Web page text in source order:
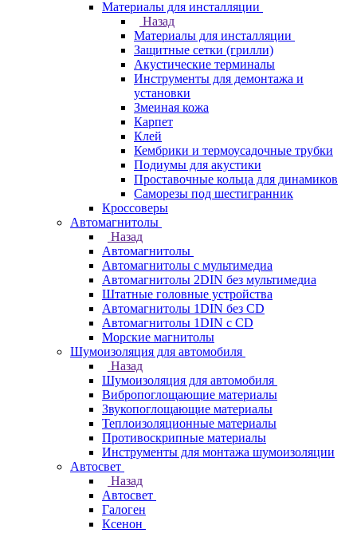
Материалы для инсталляции
Назад
Материалы для инсталляции
Защитные сетки (грилли)
Акустические терминалы
Инструменты для демонтажа и
установки
Змеиная кожа
Карпет
Клей
Кембрики и термоусадочные трубки
Подиумы для акустики
Проставочные кольца для динамиков
Саморезы под шестигранник
Кроссоверы
Автомагнитолы
Назад
Автомагнитолы
Автомагнитолы с мультимедиа
Автомагнитолы 2DIN без мультимедиа
Штатные головные устройства
Автомагнитолы 1DIN без CD
Автомагнитолы 1DIN с CD
Морские магнитолы
Шумоизоляция для автомобиля
Назад
Шумоизоляция для автомобиля
Вибропоглощающие материалы
Звукопоглощающие материалы
Теплоизоляционные материалы
Противоскрипные материалы
Инструменты для монтажа шумоизоляции
Автосвет
Назад
Автосвет
Галоген
Ксенон